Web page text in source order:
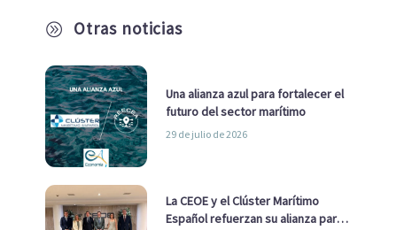
A Otras noticias
Una alianza azul para fortalecer el
futuro del sector marítimo
29 de julio de 2026
La CEOE y el Clúster Marítimo
Español refuerzan su alianza para